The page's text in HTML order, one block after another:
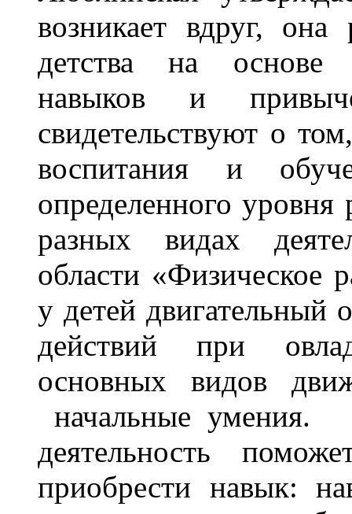
возникает вдруг, она
детства на основе
навыков и
свидетельствуют о
воспитания и
определенного уровня
разных видах
области «Физическое
у детей двигательный
действий при
основных видов
начальные
деятельность
приобрести навык: